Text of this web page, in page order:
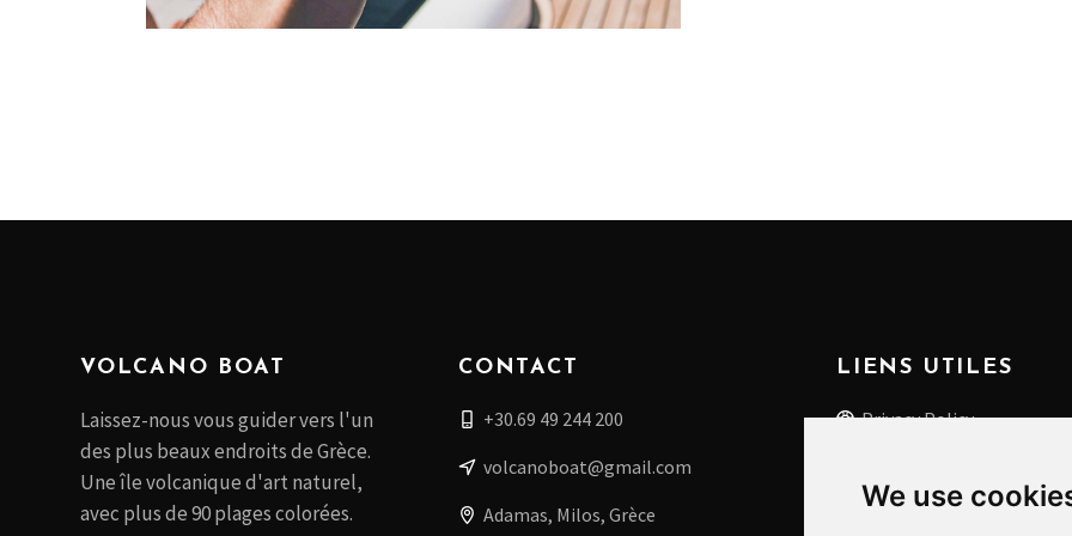
We use
VOLCANO BOAT
Laissez-nous vous guider vers l'un
des plus beaux endroits de Grèce.
Une île volcanique d'art naturel,
avec plus de 90 plages colorées.
CONTACT
+30.69 49 244 200
volcanoboat@gmail.com
Adamas, Milos, Grèce
LIENS UTILES
Privacy Policy